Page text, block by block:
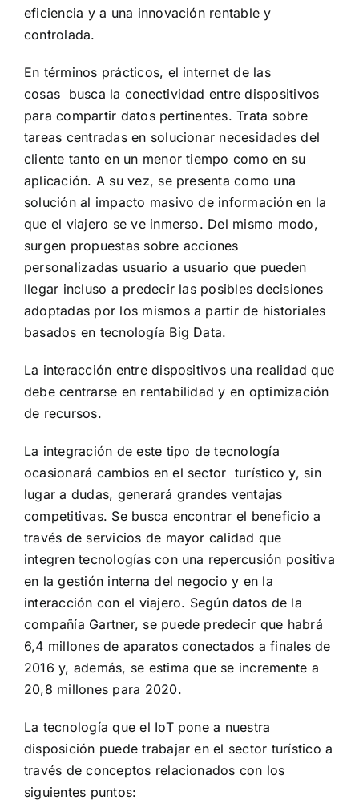
eficiencia y a una innovación rentable y
controlada.
En términos prácticos, el internet de las
cosas busca la conectividad entre dispositivos
para compartir datos pertinentes. Trata sobre
tareas centradas en solucionar necesidades del
cliente tanto en un menor tiempo como en su
aplicación. A su vez, se presenta como una
solución al impacto masivo de información en la
que el viajero se ve inmerso. Del mismo modo,
surgen propuestas sobre acciones
personalizadas usuario a usuario que pueden
llegar incluso a predecir las posibles decisiones
adoptadas por los mismos a partir de historiales
basados en tecnología Big Data.
La interacción entre dispositivos una realidad que
debe centrarse en rentabilidad y en optimización
de recursos.
La integración de este tipo de tecnología
ocasionará cambios en el sector turístico y, sin
lugar a dudas, generará grandes ventajas
competitivas. Se busca encontrar el beneficio a
través de servicios de mayor calidad que
integren tecnologías con una repercusión positiva
en la gestión interna del negocio y en la
interacción con el viajero. Según datos de la
compañía Gartner, se puede predecir que habrá
6,4 millones de aparatos conectados a finales de
2016 y, además, se estima que se incremente a
20,8 millones para 2020.
La tecnología que el IoT pone a nuestra
disposición puede trabajar en el sector turístico a
través de conceptos relacionados con los
siguientes puntos: